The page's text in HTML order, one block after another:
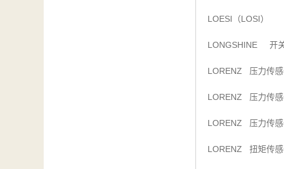
LOESI （LOSI）
LONGSHINE 开
LORENZ 压力传
LORENZ 压力传
LORENZ 压力传
LORENZ 扭矩传